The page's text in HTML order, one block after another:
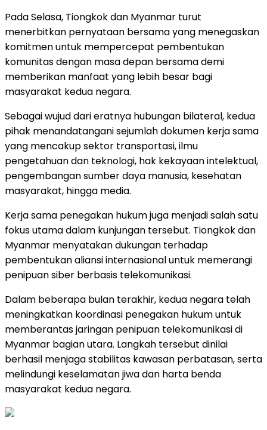
Pada Selasa, Tiongkok dan Myanmar turut
menerbitkan pernyataan bersama yang menegaskan
komitmen untuk mempercepat pembentukan
komunitas dengan masa depan bersama demi
memberikan manfaat yang lebih besar bagi
masyarakat kedua negara.
Sebagai wujud dari eratnya hubungan bilateral, kedua
pihak menandatangani sejumlah dokumen kerja sama
yang mencakup sektor transportasi, ilmu
pengetahuan dan teknologi, hak kekayaan intelektual,
pengembangan sumber daya manusia, kesehatan
masyarakat, hingga media.
Kerja sama penegakan hukum juga menjadi salah satu
fokus utama dalam kunjungan tersebut. Tiongkok dan
Myanmar menyatakan dukungan terhadap
pembentukan aliansi internasional untuk memerangi
penipuan siber berbasis telekomunikasi.
Dalam beberapa bulan terakhir, kedua negara telah
meningkatkan koordinasi penegakan hukum untuk
memberantas jaringan penipuan telekomunikasi di
Myanmar bagian utara. Langkah tersebut dinilai
berhasil menjaga stabilitas kawasan perbatasan, serta
melindungi keselamatan jiwa dan harta benda
masyarakat kedua negara.